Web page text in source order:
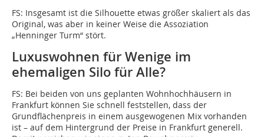
FS: Insgesamt ist die Silhouette etwas größer skaliert als das
Original, was aber in keiner Weise die Assoziation
„Henninger Turm“ stört.
Luxuswohnen für Wenige im
ehemaligen Silo für Alle?
FS: Bei beiden von uns geplanten Wohnhochhäusern in
Frankfurt können Sie schnell feststellen, dass der
Grundflächenpreis in einem ausgewogenen Mix vorhanden
ist – auf dem Hintergrund der Preise in Frankfurt generell.